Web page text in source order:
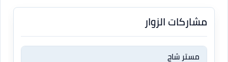
مشاركات الزوار
مستر شاج